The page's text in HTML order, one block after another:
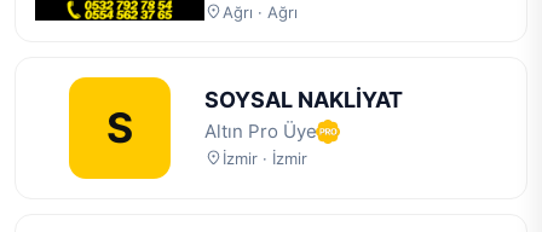
Ağrı · Ağrı
S
SOYSAL NAKLİYAT
Altın Pro Üye
İzmir · İzmir